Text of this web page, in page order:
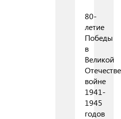
80-
летие
Победы
в
Великой
войне
1941-
1945
годов